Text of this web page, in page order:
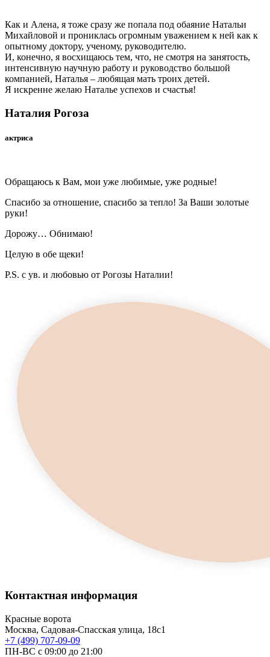
Как и Алена, я тоже сразу же попала под обаяние Натальи
Михайловой и прониклась огромным уважением к ней как к
опытному доктору, ученому, руководителю.
И, конечно, я восхищаюсь тем, что, не смотря на занятость,
интенсивную научную работу и руководство большой
компанией, Наталья – любящая мать троих детей.
Я искренне желаю Наталье успехов и счастья!
Наталия Рогоза
актриса
Обращаюсь к Вам, мои уже любимые, уже родные!
Спасибо за отношение, спасибо за тепло! За Ваши золотые
руки!
Дорожу… Обнимаю!
Целую в обе щеки!
P.S. с ув. и любовью от Рогозы Наталии!
Контактная информация
Красные ворота
Москва, Садовая-Спасская улица, 18с1
+7 (499) 707-09-09
ПН-ВС с 09:00 до 21:00